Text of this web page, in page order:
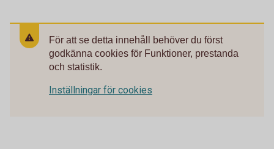
För att se detta innehåll behöver du först
godkänna cookies för Funktioner, prestanda
och statistik.
Inställningar för cookies